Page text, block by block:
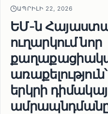
ԱՊՐԻԼԻ 22, 2026
ԵՄ-ն
ուղարկում նոր
երկրի